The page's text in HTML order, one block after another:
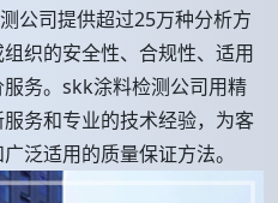
公司提供超过25万种分析方
织的安全性、合规性、适用
务。skk涂料检测公司用精
务和专业的技术经验，为客
泛适用的质量保证方法。